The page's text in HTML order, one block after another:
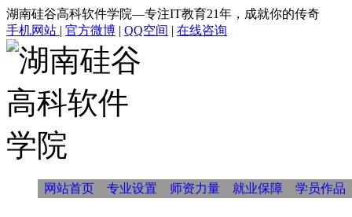
湖南硅谷高科软件学院—专注IT教育21年，成就你的传奇
手机网站 | 官方微博 | QQ空间 | 在线咨询
网站首页 专业设置 师资力量 就业保障 学员作品